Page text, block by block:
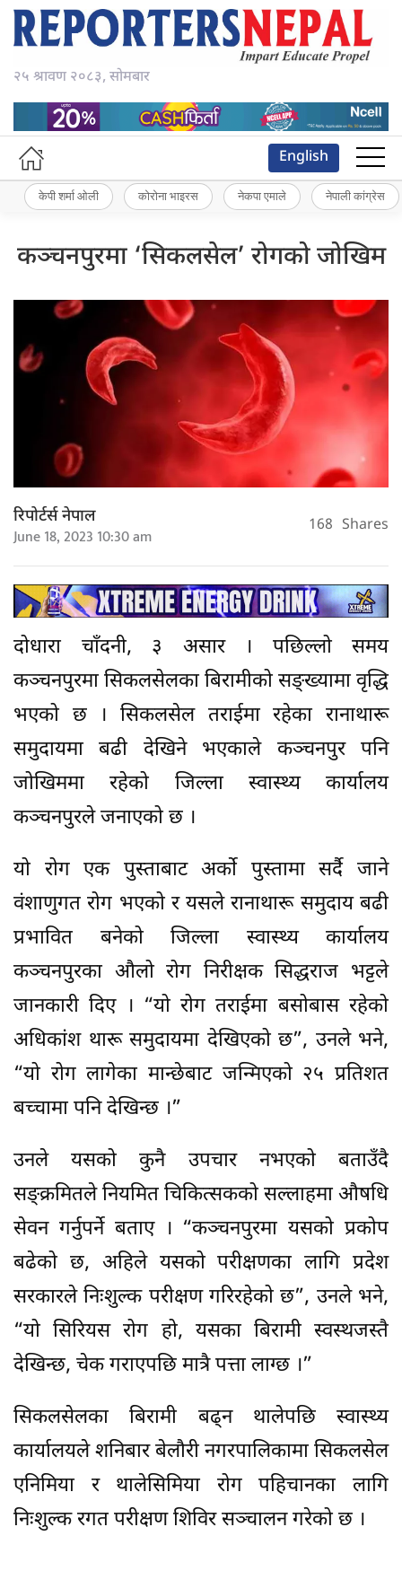
२५ श्रावण २०८३, सोमबार
English
केपी शर्मा ओली कोरोना भाइरस नेकपा एमाले नेपाली कांग्रेस
कञ्चनपुरमा ‘सिकलसेल’ रोगको जोखिम
रिपोर्टर्स नेपाल
June 18, 2023 10:30 am 168 Shares
दोधारा चाँदनी, ३ असार । पछिल्लो समय
कञ्चनपुरमा सिकलसेलका बिरामीको सङ्ख्यामा वृद्धि
भएको छ । सिकलसेल तराईमा रहेका रानाथारू
समुदायमा बढी देखिने भएकाले कञ्चनपुर पनि
जोखिममा रहेको जिल्ला स्वास्थ्य कार्यालय
कञ्चनपुरले जनाएको छ ।
यो रोग एक पुस्ताबाट अर्को पुस्तामा सर्दै जाने
वंशाणुगत रोग भएको र यसले रानाथारू समुदाय बढी
प्रभावित बनेको जिल्ला स्वास्थ्य कार्यालय
कञ्चनपुरका औलो रोग निरीक्षक सिद्धराज भट्टले
जानकारी दिए । “यो रोग तराईमा बसोबास रहेको
अधिकांश थारू समुदायमा देखिएको छ”, उनले भने,
“यो रोग लागेका मान्छेबाट जन्मिएको २५ प्रतिशत
बच्चामा पनि देखिन्छ ।”
उनले यसको कुनै उपचार नभएको बताउँदै
सङ्क्रमितले नियमित चिकित्सकको सल्लाहमा औषधि
सेवन गर्नुपर्ने बताए । “कञ्चनपुरमा यसको प्रकोप
बढेको छ, अहिले यसको परीक्षणका लागि प्रदेश
सरकारले निःशुल्क परीक्षण गरिरहेको छ”, उनले भने,
“यो सिरियस रोग हो, यसका बिरामी स्वस्थजस्तै
देखिन्छ, चेक गराएपछि मात्रै पत्ता लाग्छ ।”
सिकलसेलका बिरामी बढ्न थालेपछि स्वास्थ्य
कार्यालयले शनिबार बेलौरी नगरपालिकामा सिकलसेल
एनिमिया र थालेसिमिया रोग पहिचानका लागि
निःशुल्क रगत परीक्षण शिविर सञ्चालन गरेको छ ।